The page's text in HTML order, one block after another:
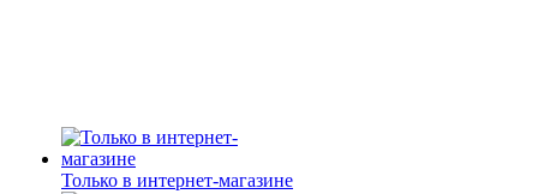
Только в интернет-магазине